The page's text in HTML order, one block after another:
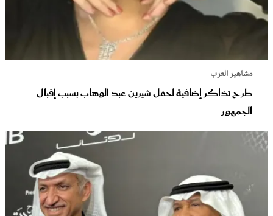
مشاهير العرب
طرح تذاكر إضافية لحفل شيرين عبد الوهاب بسبب إقبال
الجمهور